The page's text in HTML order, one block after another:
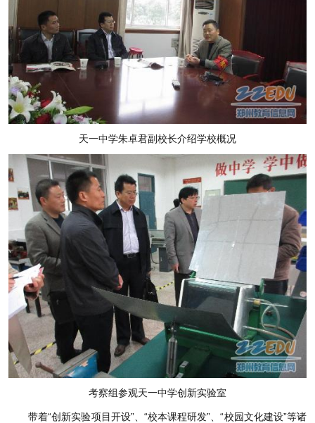
天一中学朱卓君副校长介绍学校概况
考察组参观天一中学创新实验室
带着“创新实验项目开设”、“校本课程研发”、“校园文化建设”等诸